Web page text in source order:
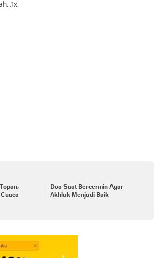
Doa Saat Bercermin Agar
Akhlak Menjadi Baik